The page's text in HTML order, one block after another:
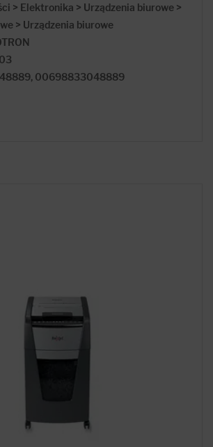
> Elektronika > Urządzenia biurowe >
> Urządzenia biurowe
00698833048889